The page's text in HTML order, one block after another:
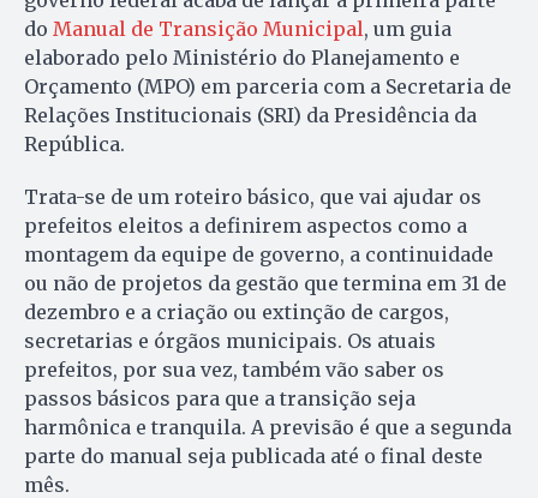
do Manual de Transição Municipal, um guia
elaborado pelo Ministério do Planejamento e
Orçamento (MPO) em parceria com a Secretaria de
Relações Institucionais (SRI) da Presidência da
República.
Trata-se de um roteiro básico, que vai ajudar os
prefeitos eleitos a definirem aspectos como a
montagem da equipe de governo, a continuidade
ou não de projetos da gestão que termina em 31 de
dezembro e a criação ou extinção de cargos,
secretarias e órgãos municipais. Os atuais
prefeitos, por sua vez, também vão saber os
passos básicos para que a transição seja
harmônica e tranquila. A previsão é que a segunda
parte do manual seja publicada até o final deste
mês.